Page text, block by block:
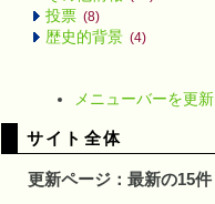
投票 (8)
歴史的背景 (4)
メニューバーを更新
サイト全体
更新ページ：最新の15件